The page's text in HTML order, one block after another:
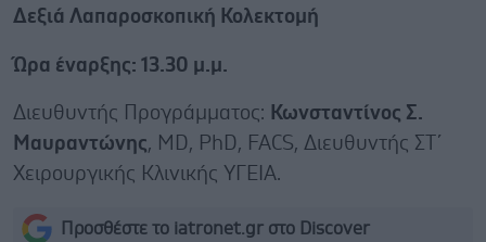
Δεξιά Λαπαροσκοπική Κολεκτομή
Ώρα έναρξης: 13.30 μ.μ.
Διευθυντής Προγράμματος: Κωνσταντίνος Σ.
Μαυραντώνης, MD, PhD, FACS, Διευθυντής ΣΤ΄
Χειρουργικής Κλινικής ΥΓΕΙΑ.
Προσθέστε το iatronet.gr στο Discover